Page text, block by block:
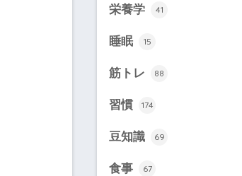
栄養学 41
睡眠 15
筋トレ 88
習慣 174
豆知識 69
食事 67